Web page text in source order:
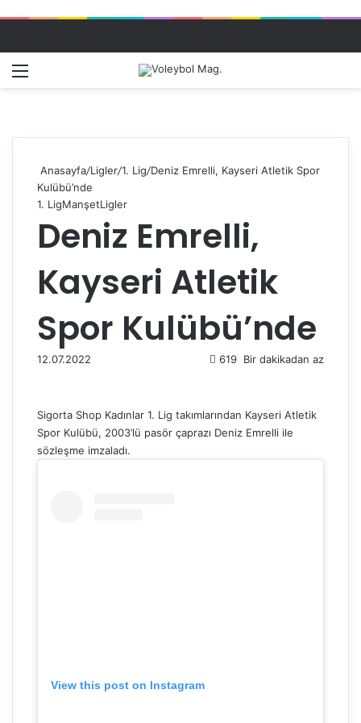
Anasayfa/Ligler/1. Lig/Deniz Emrelli, Kayseri Atletik Spor
Kulübü’nde
1. LigManşetLigler
Deniz Emrelli,
Kayseri Atletik
Spor Kulübü’nde
12.07.2022 619 Bir dakikadan az
Sigorta Shop Kadınlar 1. Lig takımlarından Kayseri Atletik
Spor Kulübü, 2003’lü pasör çaprazı Deniz Emrelli ile
sözleşme imzaladı.
View this post on Instagram